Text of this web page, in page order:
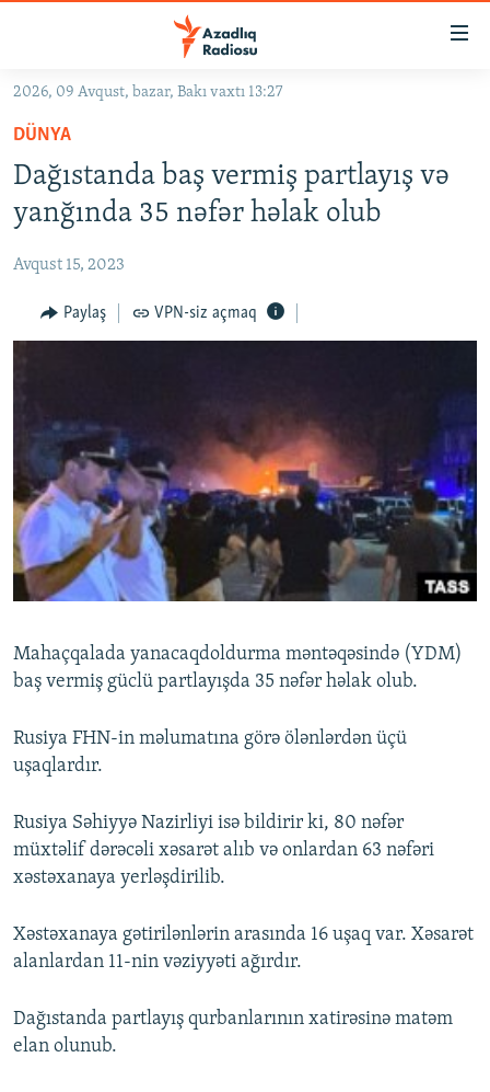
Əsas
qayıt
Əsas
naviqasiyaya
qayıt
KORRUPSIOMETR
#ƏSLINDƏ
FƏRQƏ BAX
QANUNI DOĞRU
MULTIMEDIA
VIDEO
FOTOQALEREYA
İNFOQRAFIKA
KARIKATURA
RADIO ARXIV
OXU ZALI
AZƏRBAYCAN ƏDƏBIYYATI KITABXANASI
İSLAM VƏ DEMOKRATIYA
İZ - MƏDƏNIYYƏT PROQRAMI
HAQQIMIZDA
MISSIYAMIZ
PEŞƏ ETIKASI VƏ JURNALISTIKA STANDARTLARIMIZ
MATERIALLARIMIZDAN ISTIFADƏ
BIZIMLƏ ƏLAQƏ
BIZI IZLƏ
2026, 09 Avqust, bazar, Bakı vaxtı 13:27
DÜNYA
Dağıstanda baş vermiş partlayış və
yanğında 35 nəfər həlak olub
Avqust 15, 2023
Paylaş VPN-siz açmaq
Mahaçqalada yanacaqdoldurma məntəqəsində (YDM)
baş vermiş güclü partlayışda 35 nəfər həlak olub.
Rusiya FHN-in məlumatına görə ölənlərdən üçü
uşaqlardır.
Rusiya Səhiyyə Nazirliyi isə bildirir ki, 80 nəfər
müxtəlif dərəcəli xəsarət alıb və onlardan 63 nəfəri
xəstəxanaya yerləşdirilib.
Xəstəxanaya gətirilənlərin arasında 16 uşaq var. Xəsarət
alanlardan 11-nin vəziyyəti ağırdır.
Dağıstanda partlayış qurbanlarının xatirəsinə matəm
elan olunub.